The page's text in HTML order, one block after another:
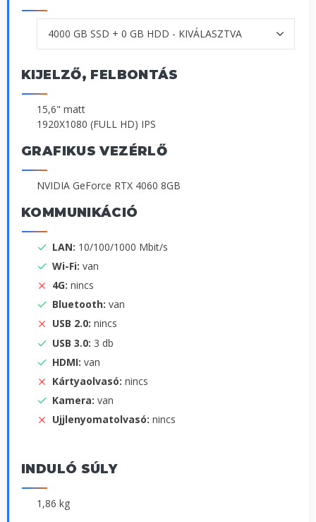
KIJELZŐ, FELBONTÁS
15,6" matt
1920X1080 (FULL HD) IPS
GRAFIKUS VEZÉRLŐ
NVIDIA GeForce RTX 4060 8GB
KOMMUNIKÁCIÓ
LAN: 10/100/1000 Mbit/s
Wi-Fi: van
4G: nincs
Bluetooth: van
USB 2.0: nincs
USB 3.0: 3 db
HDMI: van
Kártyaolvasó: nincs
Kamera: van
Ujjlenyomatolvasó: nincs
INDULÓ SÚLY
1,86 kg